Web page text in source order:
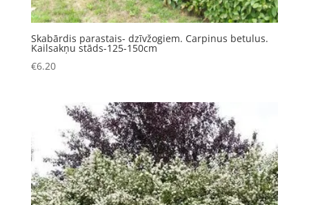
Skabārdis parastais- dzīvžogiem. Carpinus betulus.
Kailsakņu stāds-125-150cm
€6.20